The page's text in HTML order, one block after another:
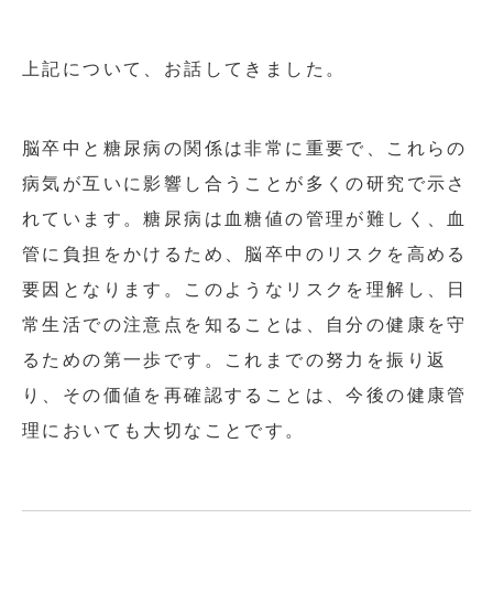
上記について、お話してきました。
脳卒中と糖尿病の関係は非常に重要で、これらの
病気が互いに影響し合うことが多くの研究で示さ
れています。糖尿病は血糖値の管理が難しく、血
管に負担をかけるため、脳卒中のリスクを高める
要因となります。このようなリスクを理解し、日
常生活での注意点を知ることは、自分の健康を守
るための第一歩です。これまでの努力を振り返
り、その価値を再確認することは、今後の健康管
理においても大切なことです。